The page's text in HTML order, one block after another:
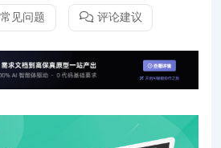
常见问题 评论建议